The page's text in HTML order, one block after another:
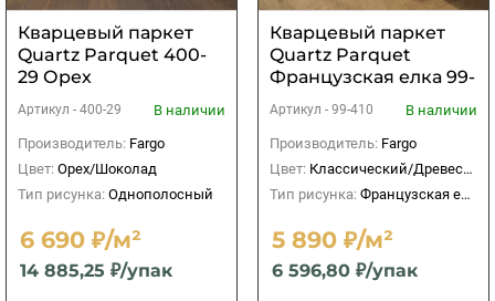
Кварцевый паркет
Quartz Parquet 400-
29 Орех
Американский 400-
1220х152х5мм (2,225
м2)
Артикул - 400-29
В наличии
Производитель: Fargo
Цвет: Орех/Шоколад
Тип рисунка: Однополосный
6 690 ₽/м²
14 885,25 ₽/упак
Кварцевый паркет
Quartz Parquet
Французская елка 99-
410 Дуб
Рустикальный
Артикул - 99-410
В наличии
Производитель: Fargo
Цвет: Классический/Древесный
Тип рисунка: Французская елка
5 890 ₽/м²
6 596,80 ₽/упак